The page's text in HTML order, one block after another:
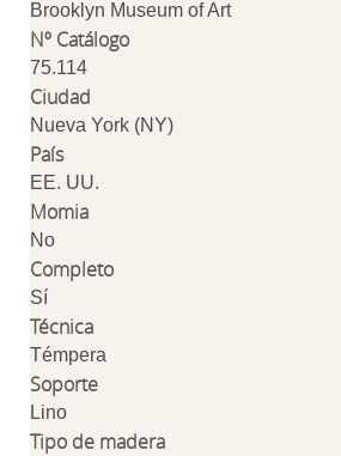
Brooklyn Museum of Art
Nº Catálogo
75.114
Ciudad
Nueva York (NY)
País
EE. UU.
Momia
No
Completo
Sí
Técnica
Témpera
Soporte
Lino
Tipo de madera